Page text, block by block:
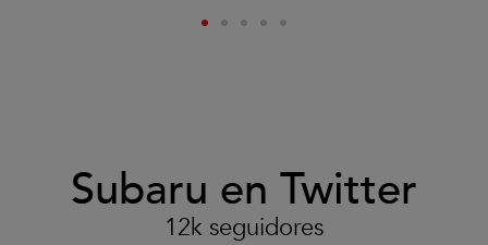
Subaru en Twitter
12k seguidores